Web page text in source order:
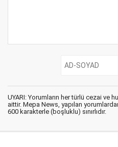
UYARI: Yorumların her türlü cezai ve
aittir. Mepa News, yapılan
600 karakterle (boşluklu) sınırlıdır.